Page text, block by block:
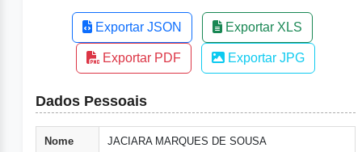
Exportar JSON Exportar XLS
Exportar PDF Exportar JPG
Dados Pessoais
Nome JACIARA MARQUES DE SOUSA